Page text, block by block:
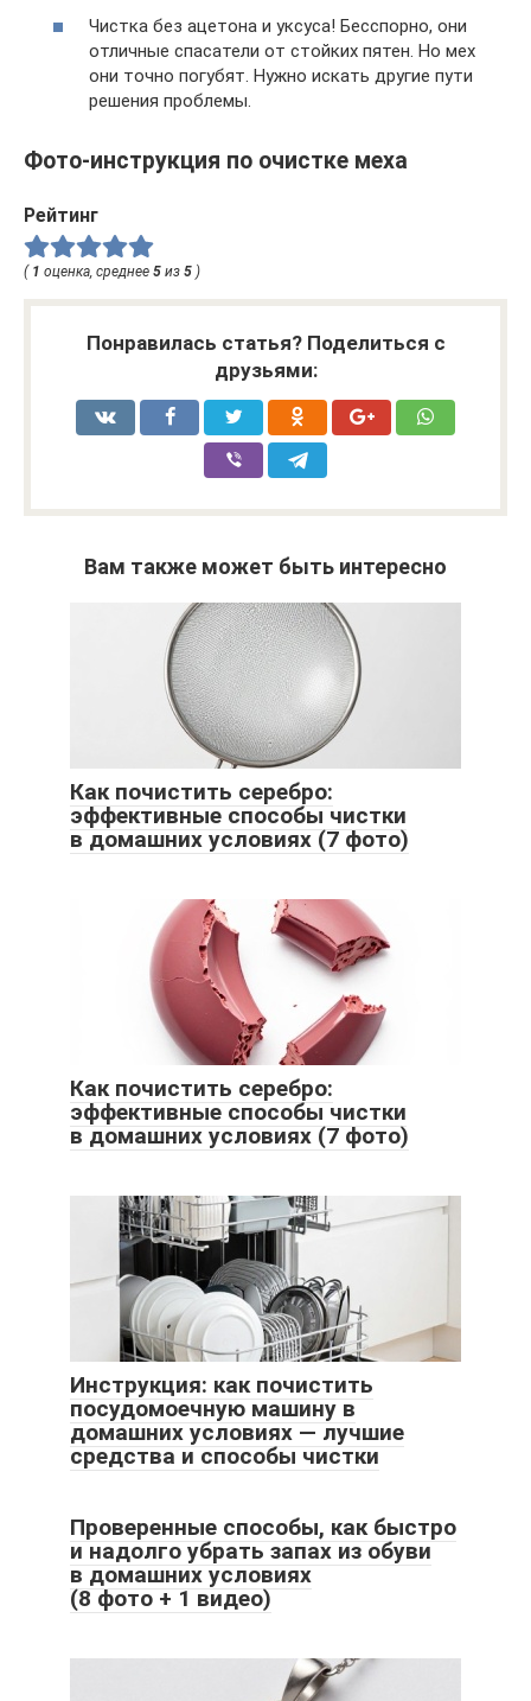
Чистка без ацетона и уксуса! Бесспорно, они
отличные спасатели от стойких пятен. Но мех
они точно погубят. Нужно искать другие пути
решения проблемы.
Фото-инструкция по очистке меха
Рейтинг
( 1 оценка, среднее 5 из 5 )
Понравилась статья? Поделиться с
друзьями:
Вам также может быть интересно
Как почистить серебро:
эффективные способы чистки
в домашних условиях (7 фото)
Как почистить серебро:
эффективные способы чистки
в домашних условиях (7 фото)
Инструкция: как почистить
посудомоечную машину в
домашних условиях — лучшие
средства и способы чистки
Проверенные способы, как быстро
и надолго убрать запах из обуви
в домашних условиях
(8 фото + 1 видео)